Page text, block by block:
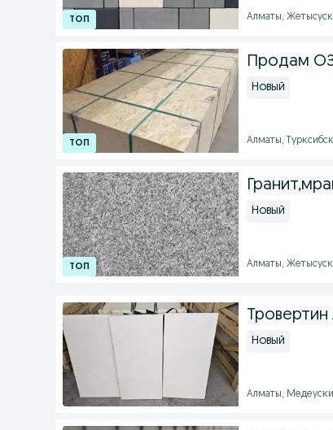
Алматы,
Продам
Новый
Алматы,
Новый
Алматы,
Новый
Алматы,